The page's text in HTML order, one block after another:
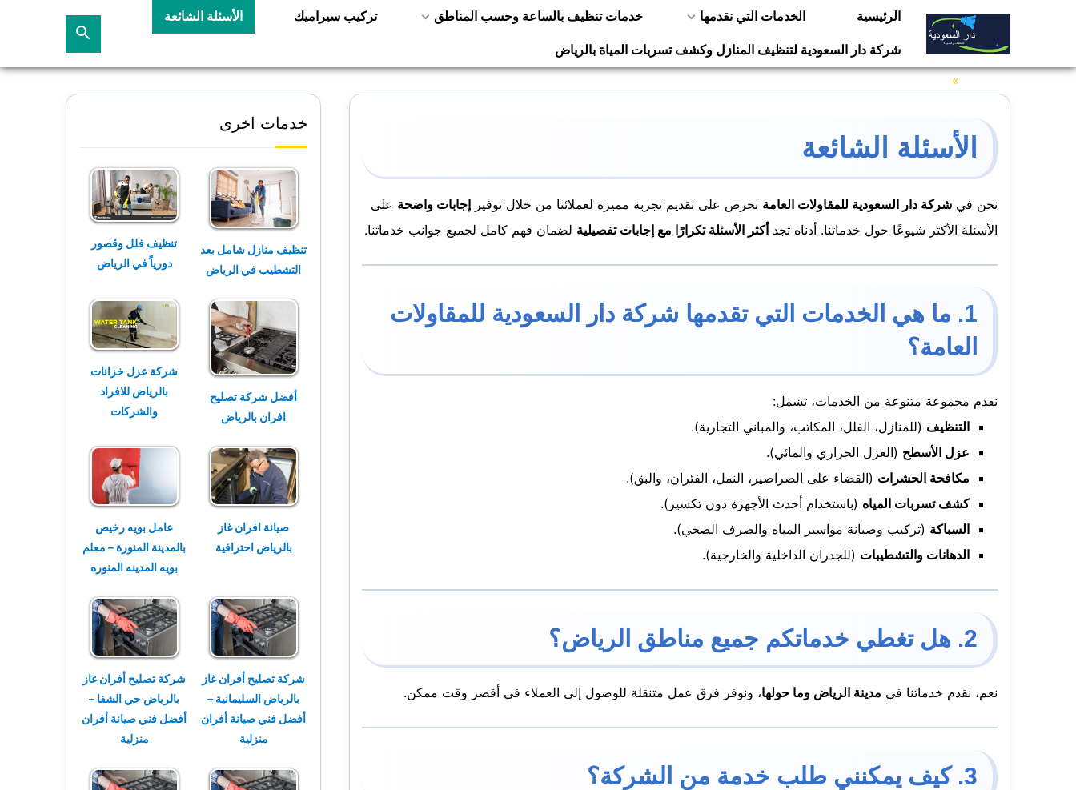
المحتوى
الرئيسية الخدمات التي نقدمها خدمات تنظيف بالساعة وحسب المناطق تركيب سيراميك الأسئلة الشائعة
شركة دار السعودية لتنظيف المنازل وكشف تسربات المياة بالرياض
بحث
الأسئلة الشائعة
نحن في شركة دار السعودية للمقاولات العامة نحرص على تقديم تجربة مميزة لعملائنا من خلال توفير إجابات واضحة على
الأسئلة الأكثر شيوعًا حول خدماتنا. أدناه تجد أكثر الأسئلة تكرارًا مع إجابات تفصيلية لضمان فهم كامل لجميع جوانب خدماتنا.
1. ما هي الخدمات التي تقدمها شركة دار السعودية للمقاولات
العامة؟
نقدم مجموعة متنوعة من الخدمات، تشمل:
التنظيف (للمنازل، الفلل، المكاتب، والمباني التجارية).
عزل الأسطح (العزل الحراري والمائي).
مكافحة الحشرات (القضاء على الصراصير، النمل، الفئران، والبق).
كشف تسربات المياه (باستخدام أحدث الأجهزة دون تكسير).
السباكة (تركيب وصيانة مواسير المياه والصرف الصحي).
الدهانات والتشطيبات (للجدران الداخلية والخارجية).
2. هل تغطي خدماتكم جميع مناطق الرياض؟
نعم، نقدم خدماتنا في مدينة الرياض وما حولها، ونوفر فرق عمل متنقلة للوصول إلى العملاء في أقصر وقت ممكن.
3. كيف يمكنني طلب خدمة من الشركة؟
خدمات اخرى
تنظيف منازل شامل بعد
التشطيب في الرياض
تنظيف فلل وقصور
دورياً في الرياض
أفضل شركة تصليح
افران بالرياض
شركة عزل خزانات
بالرياض للافراد
والشركات
صيانة افران غاز
بالرياض احترافية
عامل بويه رخيص
بالمدينة المنورة – معلم
بويه المدينه المنوره
شركة تصليح أفران غاز
بالرياض السليمانية –
أفضل فني صيانة أفران
منزلية
شركة تصليح أفران غاز
بالرياض حي الشفا –
أفضل فني صيانة أفران
منزلية